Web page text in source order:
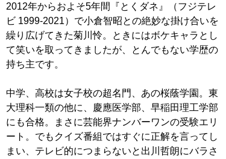
2012年からおよそ5年間『とくダネ』（フジテレ
ビ 1999-2021）で小倉智昭との絶妙な掛け合いを
繰り広げてきた菊川怜。ときにはボケキャラとし
て笑いを取ってきましたが、とんでもない学歴の
持ち主です。
中学、高校は女子校の超名門、あの桜蔭学園。東
大理科一類の他に、慶應医学部、早稲田理工学部
にも合格。まさに芸能界ナンバーワンの受験エリ
ート。でもクイズ番組ではすぐに正解を言ってし
まい、テレビ的につまらないと出川哲朗にバラさ